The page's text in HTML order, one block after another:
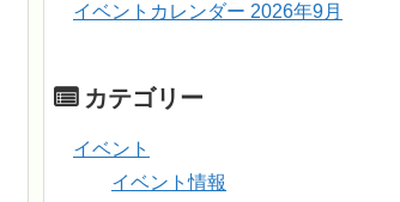
イベントカレンダー 2026年9月
カテゴリー
イベント
イベント情報